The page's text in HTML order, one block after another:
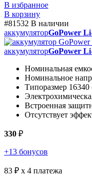
В избранное
В корзину
#81532 В наличии
аккумуляторGoPower
аккумуляторGoPower
Номинальная
Номинальное
Типоразмер
Встроенная
Отсутствует
330 ₽
+13 бонусов
83 ₽ x 4 платежа